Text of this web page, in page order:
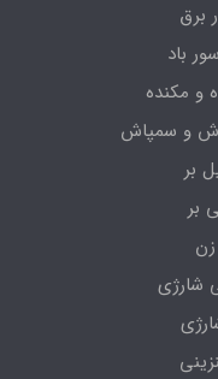
برق
باد
و مکنده
و سمپاش
بر
بر
شارژی